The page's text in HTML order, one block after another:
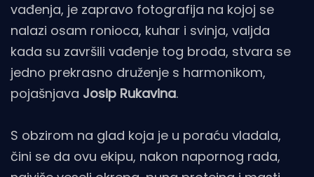
vađenja, je zapravo fotografija na kojoj se
nalazi osam ronioca, kuhar i svinja, valjda
kada su završili vađenje tog broda, stvara se
jedno prekrasno druženje s harmonikom,
pojašnjava Josip Rukavina.
S obzirom na glad koja je u poraću vladala,
čini se da ovu ekipu, nakon napornog rada,